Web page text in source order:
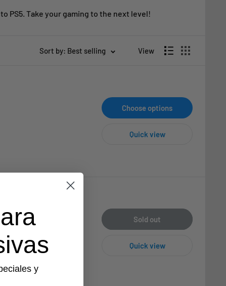
PS5. Take your gaming to the next level!
Sort by: Best selling View
Choose options
Quick view
Sold out
Quick view
y